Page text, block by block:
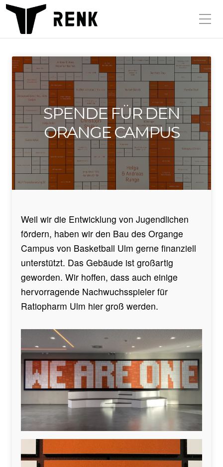
SPENDE FÜR DEN
ORANGE CAMPUS
Weil wir die Entwicklung von Jugendlichen
fördern, haben wir den Bau des Organge
Campus von Basketball Ulm gerne finanziell
unterstützt. Das Gebäude ist großartig
geworden. Wir hoffen, dass auch einige
hervorragende Nachwuchsspieler für
Ratiopharm Ulm hier groß werden.